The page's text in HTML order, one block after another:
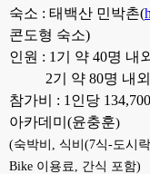
숙소 : 태백산 민박촌(
콘도형 숙소)
인원 : 1기 약 40명 내
2기 약 80명 내외(
참가비 : 1인당
아카데미(윤충훈)
(숙박비, 식비(7식-도시
Bike 이용료, 간식 포함)